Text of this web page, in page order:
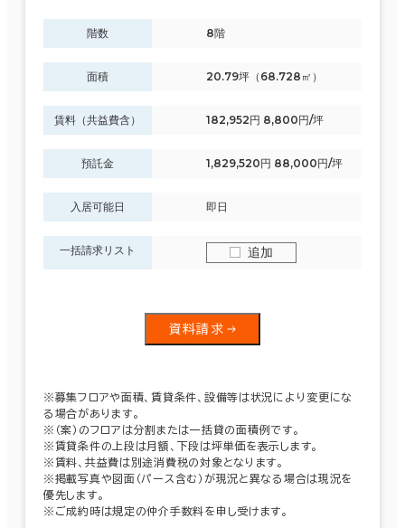
階数 8階
面積 20.79坪（68.728㎡）
賃料（共益費含） 182,952円 8,800円/坪
預託金 1,829,520円 88,000円/坪
入居可能日 即日
一括請求リスト 追加
資料請求
※募集フロアや面積、賃貸条件、設備等は状況により変更にな
る場合があります。
※（案）のフロアは分割または一括貸の面積例です。
※賃貸条件の上段は月額、下段は坪単価を表示します。
※賃料、共益費は別途消費税の対象となります。
※掲載写真や図面（パース含む）が現況と異なる場合は現況を
優先します。
※ご成約時は規定の仲介手数料を申し受けます。